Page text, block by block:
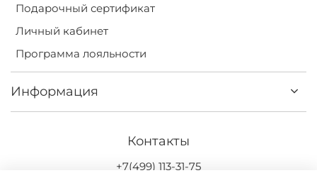
Подарочный сертификат
Личный кабинет
Программа лояльности
Информация
Контакты
+7(499) 113-31-75